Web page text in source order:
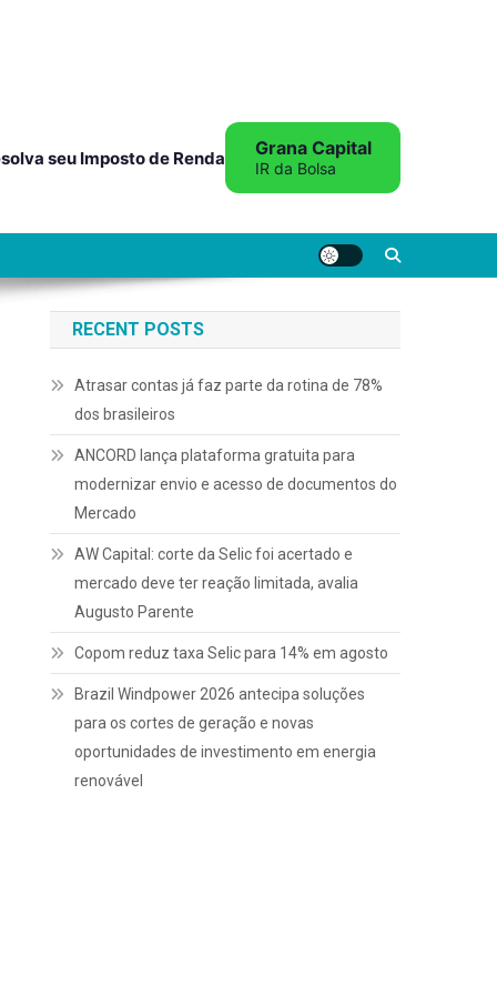
seu Imposto de Renda Grana Capital
IR da Bolsa
RECENT POSTS
Atrasar contas já faz parte da rotina de 78%
dos brasileiros
ANCORD lança plataforma gratuita para
modernizar envio e acesso de documentos do
Mercado
AW Capital: corte da Selic foi acertado e
mercado deve ter reação limitada, avalia
Augusto Parente
Copom reduz taxa Selic para 14% em agosto
Brazil Windpower 2026 antecipa soluções
para os cortes de geração e novas
oportunidades de investimento em energia
renovável